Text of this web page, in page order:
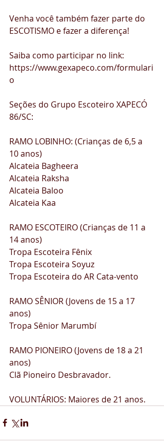
Venha você também fazer parte do
ESCOTISMO e fazer a diferença!
Saiba como participar no link:
https://www.gexapeco.com/formulari
o
Seções do Grupo Escoteiro XAPECÓ
86/SC:
RAMO LOBINHO: (Crianças de 6,5 a
10 anos)
Alcateia Bagheera
Alcateia Raksha
Alcateia Baloo
Alcateia Kaa
RAMO ESCOTEIRO (Crianças de 11 a
14 anos)
Tropa Escoteira Fênix
Tropa Escoteira Soyuz
Tropa Escoteira do AR Cata-vento
RAMO SÊNIOR (Jovens de 15 a 17
anos)
Tropa Sênior Marumbí
RAMO PIONEIRO (Jovens de 18 a 21
anos)
Clã Pioneiro Desbravador.
VOLUNTÁRIOS: Maiores de 21 anos.